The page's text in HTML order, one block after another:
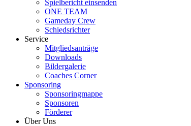
Spielbericht einsenden
ONE TEAM
Gameday Crew
Schiedsrichter
Service
Mitgliedsanträge
Downloads
Bildergalerie
Coaches Corner
Sponsoring
Sponsoringmappe
Sponsoren
Förderer
Über Uns